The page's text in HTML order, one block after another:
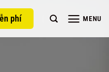
phí MENU